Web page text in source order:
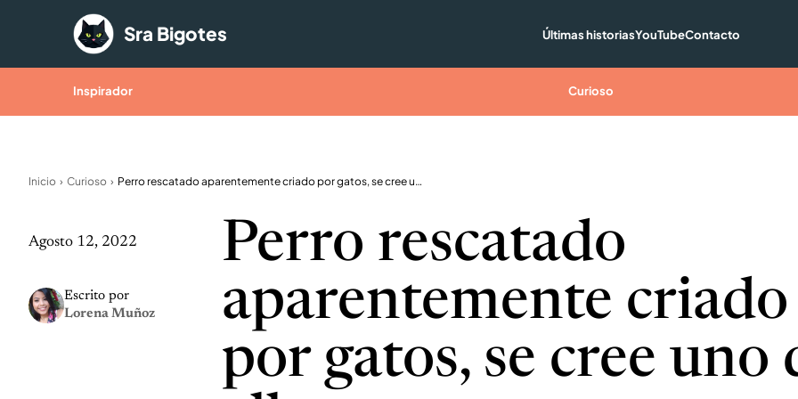
Saltar al contenido
Sra Bigotes Últimas historiasYouTubeContacto
Inspirador Curioso
Inicio Curioso Perro rescatado aparentemente criado por gatos, se cree uno de ellos
Agosto 12, 2022
Escrito por
Lorena Muñoz
Perro rescatado
aparentemente criado
por gatos, se cree uno